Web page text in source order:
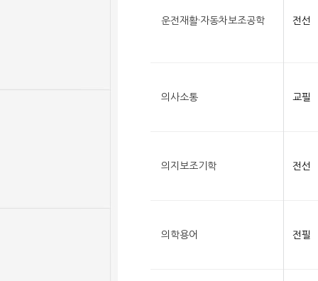
운전재활·자동차보조공학 전선
의사소통 교필
의지보조기학 전선
의학용어 전필